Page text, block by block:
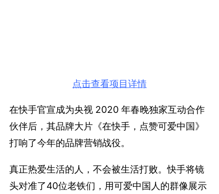
点击查看项目详情
在快手官宣成为央视 2020 年春晚独家互动合作
伙伴后，其品牌大片《在快手，点赞可爱中国》
打响了今年的品牌营销战役。
真正热爱生活的人，不会被生活打败。快手将镜
头对准了40位老铁们，用可爱中国人的群像展示